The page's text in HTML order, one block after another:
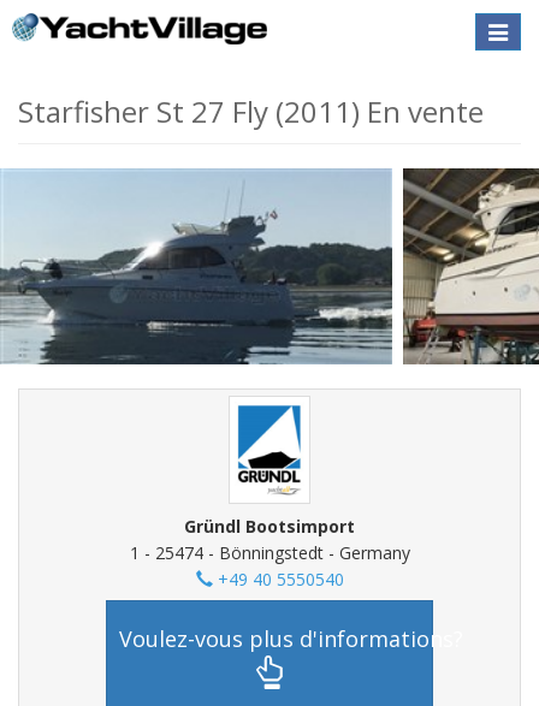
Toggle
Starfisher St 27 Fly (2011) En vente
Gründl Bootsimport
1 - 25474 - Bönningstedt - Germany
+49 40 5550540
Voulez-vous plus d'informations?